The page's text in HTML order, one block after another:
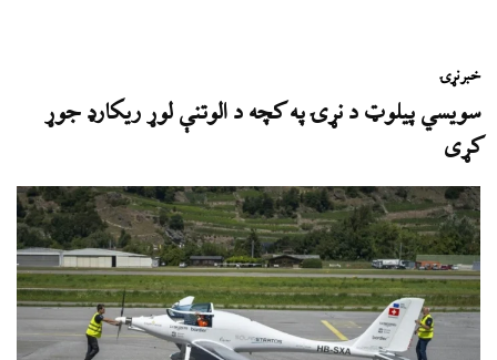
خبرنړۍ
سویسي پیلوټ د نړۍ په کچه د الوتنې لوړ ریکارډ جوړ
کړی